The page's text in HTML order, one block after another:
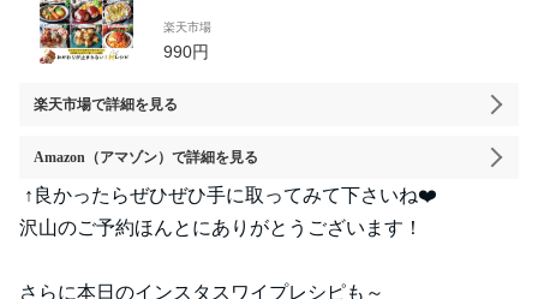
楽天市場
990円
楽天市場で詳細を見る
Amazon（アマゾン） で詳細を見る
↑良かったらぜひぜひ手に取ってみて下さいね❤️
沢山のご予約ほんとにありがとうございます！
さらに本日のインスタスワイプレシピも～